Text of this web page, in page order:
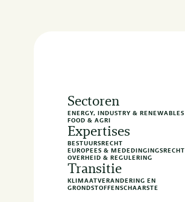
Sectoren
ENERGY, INDUSTRY & RENEWABLES
FOOD & AGRI
Expertises
BESTUURSRECHT
EUROPEES & MEDEDINGINGSRECHT
OVERHEID & REGULERING
Transitie
KLIMAATVERANDERING EN
GRONDSTOFFENSCHAARSTE